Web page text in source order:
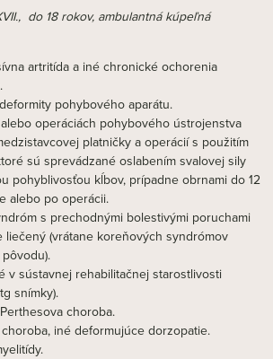
do 18 rokov, ambulantná kúpeľná
artritída a iné chronické ochorenia
pohybového aparátu.
operáciách pohybového ústrojenstva
platničky a operácií s použitím
sú sprevádzané oslabením svalovej sily
pohyblivosťou kĺbov, prípadne obrnami do 12
alebo po operácii.
s prechodnými bolestivými poruchami
liečený (vrátane koreňových syndrómov
v sústavnej rehabilitačnej starostlivosti
snímky).
choroba.
iné deformujúce dorzopatie.